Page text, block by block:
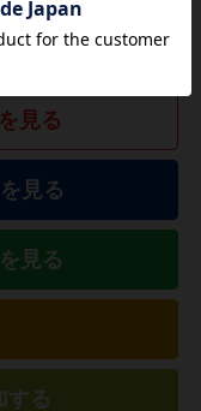
見る
を見る
を見る
する